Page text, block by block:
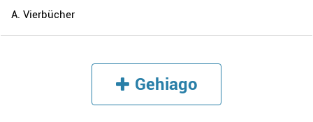
A. Vierbücher
Gehiago